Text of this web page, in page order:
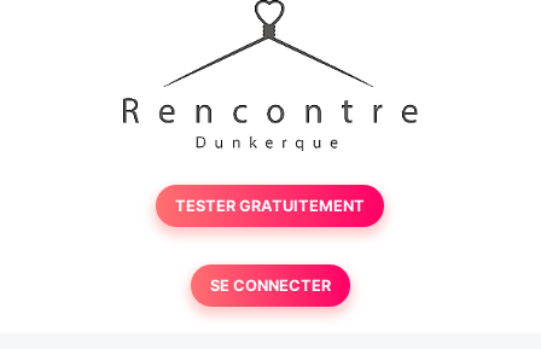
TESTER GRATUITEMENT
SE CONNECTER